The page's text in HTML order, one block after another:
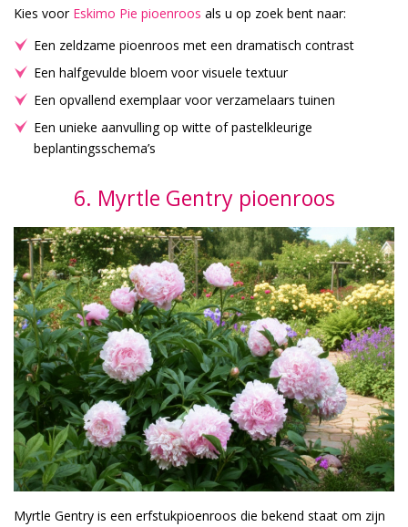
Kies voor Eskimo Pie pioenroos als u op zoek bent naar:
Een zeldzame pioenroos met een dramatisch contrast
Een halfgevulde bloem voor visuele textuur
Een opvallend exemplaar voor verzamelaars tuinen
Een unieke aanvulling op witte of pastelkleurige
beplantingsschema’s
6. Myrtle Gentry pioenroos
Myrtle Gentry is een erfstukpioenroos die bekend staat om zijn